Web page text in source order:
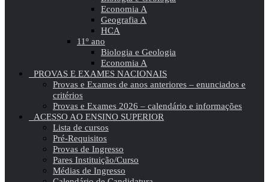
Economia A
Geografia A
HCA
11º ano
Biologia e Geologia
Economia A
PROVAS E EXAMES NACIONAIS
Provas e Exames de anos anteriores – enunciados e
critérios
Provas e Exames 2026 – calendário e informações
ACESSO AO ENSINO SUPERIOR
Lista de cursos
Pré-Requisitos
Provas de Ingresso
Pares Instituição/Curso
Médias de Ingresso